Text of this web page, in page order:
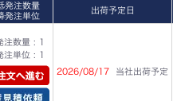
発注数量
発注単位
出荷予定日
注数量 : 1
注単位 : 1
2026/08/17
当社出荷予定